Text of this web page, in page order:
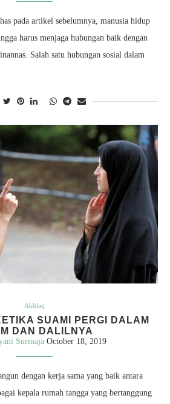
pada artikel sebelumnya, manusia hidup
harus menjaga hubungan baik dengan
Salah satu hubungan sosial dalam
Akhlaq
SUAMI PERGI DALAM
DAN DALILNYA
Surmaja October 18, 2019
dengan kerja sama yang baik antara
kepala rumah tangga yang bertanggung